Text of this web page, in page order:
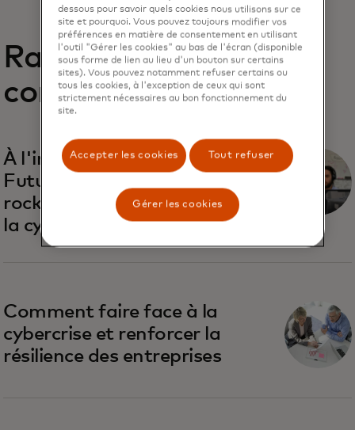
Rapports
connexes
À l'intérieur de Recorded
Future : ambiance startup,
rock classique et l'avenir de
la cybersécurité
Comment faire face à la
cybercrise et renforcer la
résilience des entreprises
dessous pour savoir quels cookies nous utilisons sur ce
site et pourquoi. Vous pouvez toujours modifier vos
préférences en matière de consentement en utilisant
l'outil "Gérer les cookies" au bas de l'écran (disponible
sous forme de lien au lieu d'un bouton sur certains
sites). Vous pouvez notamment refuser certains ou
tous les cookies, à l'exception de ceux qui sont
strictement nécessaires au bon fonctionnement du
site.
Accepter les cookies Tout refuser
Gérer les cookies